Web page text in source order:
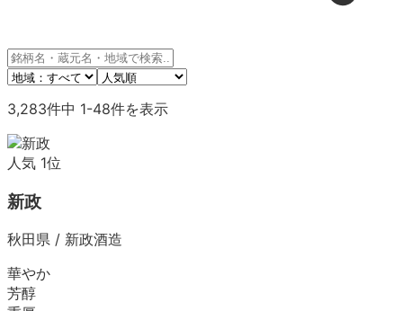
3,283件中 1-48件を表示
人気 1位
新政
秋田県 / 新政酒造
華やか
芳醇